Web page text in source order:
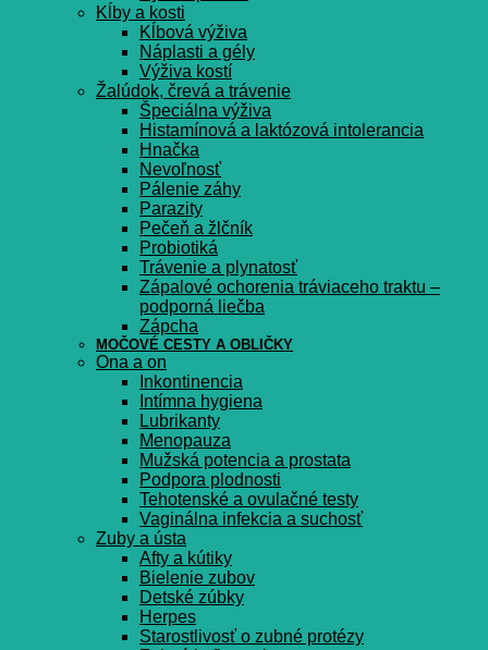
Kĺby a kosti
Kĺbová výživa
Náplasti a gély
Výživa kostí
Žalúdok, črevá a trávenie
Špeciálna výživa
Histamínová a laktózová intolerancia
Hnačka
Nevoľnosť
Pálenie záhy
Parazity
Pečeň a žlčník
Probiotiká
Trávenie a plynatosť
Zápalové ochorenia tráviaceho traktu –
podporná liečba
Zápcha
MOČOVÉ CESTY A OBLIČKY
Ona a on
Inkontinencia
Intímna hygiena
Lubrikanty
Menopauza
Mužská potencia a prostata
Podpora plodnosti
Tehotenské a ovulačné testy
Vaginálna infekcia a suchosť
Zuby a ústa
Afty a kútiky
Bielenie zubov
Detské zúbky
Herpes
Starostlivosť o zubné protézy